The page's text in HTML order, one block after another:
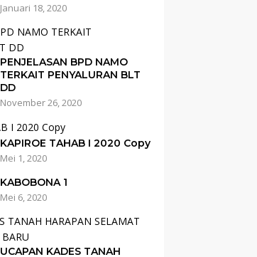
Januari 18, 2020
PENJELASAN BPD NAMO
TERKAIT PENYALURAN BLT
DD
November 26, 2020
KAPIROE TAHAB I 2020 Copy
Mei 1, 2020
KABOBONA 1
Mei 6, 2020
UCAPAN KADES TANAH